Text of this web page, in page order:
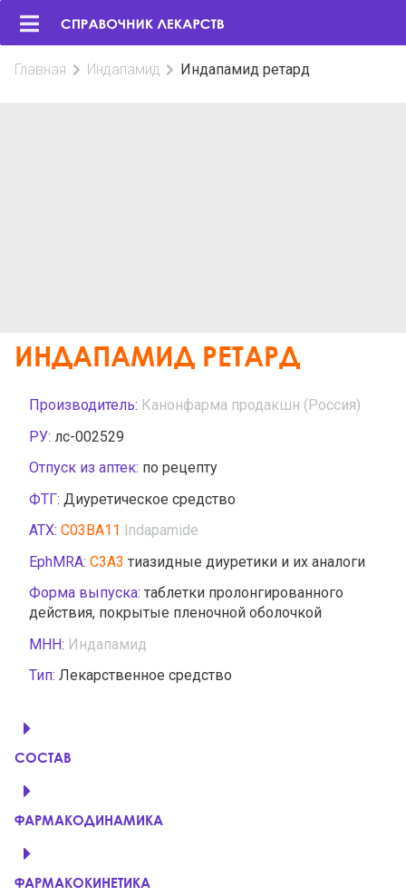
Главная Индапамид Индапамид ретард
ИНДАПАМИД РЕТАРД
Производитель: Канонфарма продакшн (Россия)
РУ: лс-002529
Отпуск из аптек: по рецепту
ФТГ: Диуретическое средство
АТХ: C03BA11 Indapamide
EphMRA: C3A3 тиазидные диуретики и их аналоги
Форма выпуска: таблетки пролонгированного
действия, покрытые пленочной оболочкой
МНН: Индапамид
Тип: Лекарственное средство
СОСТАВ
ФАРМАКОДИНАМИКА
ФАРМАКОКИНЕТИКА